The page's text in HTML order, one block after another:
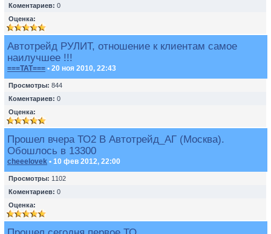
Коментариев: 0
Оценка:
Автотрейд РУЛИТ, отношение к клиентам самое
наилучшее !!!
===TAT=== • 20 ноя 2010, 22:43
Просмотры: 844
Коментариев: 0
Оценка:
Прошел вчера ТО2 В Автотрейд_АГ (Москва).
Обошлось в 13300
cheeelovek • 10 фев 2012, 22:00
Просмотры: 1102
Коментариев: 0
Оценка: